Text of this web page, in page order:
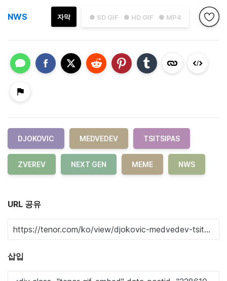
● SD GIF ● HD GIF ● MP4
자막
NWS
DJOKOVIC MEDVEDEV TSITSIPAS
ZVEREV NEXT GEN MEME NWS
URL 공유
삽입